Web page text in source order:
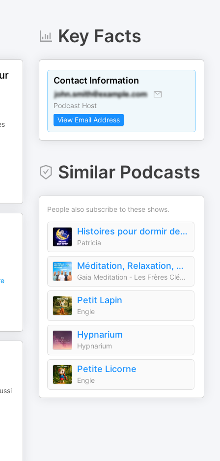
Key Facts
Contact Information
Podcast Host
View Email Address
Similar Podcasts
People also subscribe to these shows.
Histoires pour dormir de Patricia
Patricia
Méditation, Relaxation, Sommeil par Gaia Meditation
Gaia Meditation - Les Frères Clément
Petit Lapin
Engle
Hypnarium
Hypnarium
Petite Licorne
Engle